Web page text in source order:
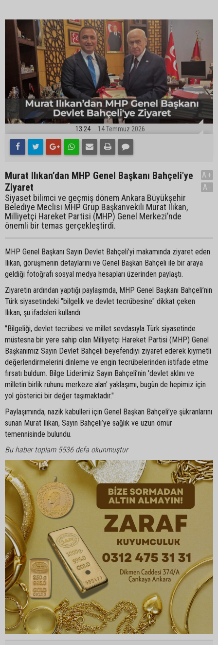
13:24 14 Temmuz 2026
Murat Ilıkan’dan MHP Genel Başkanı Bahçeli'ye
Ziyaret
Siyaset bilimci ve geçmiş dönem Ankara Büyükşehir
Belediye Meclisi MHP Grup Başkanvekili Murat Ilıkan,
Milliyetçi Hareket Partisi (MHP) Genel Merkezi’nde
önemli bir temas gerçekleştirdi.
A+
A-
MHP Genel Başkanı Sayın Devlet Bahçeli’yi makamında ziyaret eden
Ilıkan, görüşmenin detaylarını ve Genel Başkan Bahçeli ile bir araya
geldiği fotoğrafı sosyal medya hesapları üzerinden paylaştı.
Ziyaretin ardından yaptığı paylaşımda, MHP Genel Başkanı Bahçeli’nin
Türk siyasetindeki "bilgelik ve devlet tecrübesine" dikkat çeken
Ilıkan, şu ifadeleri kullandı:
"Bilgeliği, devlet tecrübesi ve millet sevdasıyla Türk siyasetinde
müstesna bir yere sahip olan Milliyetçi Hareket Partisi (MHP) Genel
Başkanımız Sayın Devlet Bahçeli beyefendiyi ziyaret ederek kıymetli
değerlendirmelerini dinleme ve engin tecrübelerinden istifade etme
fırsatı buldum. Bilge Liderimiz Sayın Bahçeli’nin 'devlet aklını ve
milletin birlik ruhunu merkeze alan' yaklaşımı, bugün de hepimiz için
yol gösterici bir değer taşımaktadır."
Paylaşımında, nazik kabulleri için Genel Başkan Bahçeli’ye şükranlarını
sunan Murat Ilıkan, Sayın Bahçeli’ye sağlık ve uzun ömür
temennisinde bulundu.
Bu haber toplam 5536 defa okunmuştur